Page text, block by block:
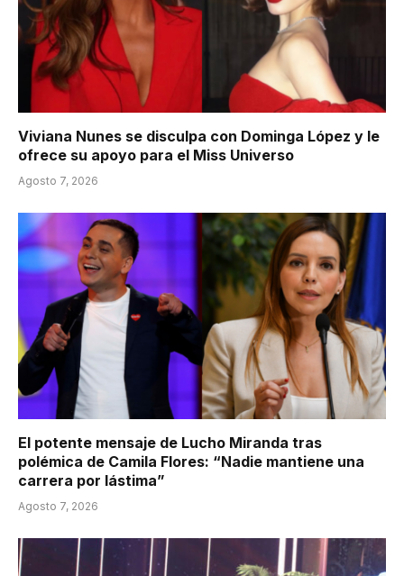
Viviana Nunes se disculpa con Dominga López y le
ofrece su apoyo para el Miss Universo
Agosto 7, 2026
El potente mensaje de Lucho Miranda tras
polémica de Camila Flores: “Nadie mantiene una
carrera por lástima”
Agosto 7, 2026